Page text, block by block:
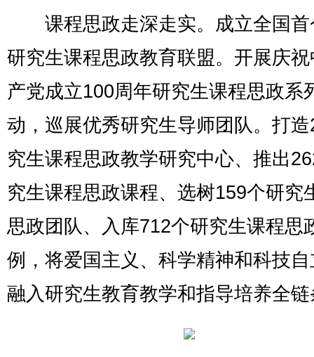
课程思政走深走实。成立全国首
研究生课程思政教育联盟。开展庆
产党成立100周年研究生课程思政系
动，巡展优秀研究生导师团队。打
究生课程思政教学研究中心、推出
究生课程思政课程、选树159个研究
思政团队、入库712个研究生课程思
例，将爱国主义、科学精神和科技
融入研究生教育教学和指导培养全